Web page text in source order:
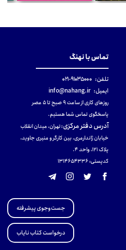
تماس با نهنگ
تلفن: ۹۱۰۳۵۰۰۰-۰۲۱
ایمیل: info@nahang.ir
روزهای کاری از ساعت ۹ صبح تا ۵ عصر
پاسخگوی تماس شما هستیم.
آدرس دفتر مرکزی:تهران، میدان انقلاب
خیابان ژاندارمری، بین کارگر و منیری جاوید،
پلاک 121، واحد ۴.
کدپستی: 131465433۶
جست‌وجوی پیشرفته
درخواست کتاب نایاب